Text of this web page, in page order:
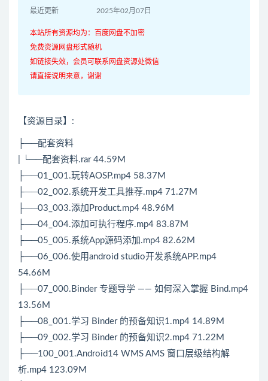
最近更新 2025年02月07日
本站所有资源均为：百度网盘不加密
免费资源网盘形式随机
如链接失效，会员可联系网盘资源处微信
请直接说明来意，谢谢
【资源目录】:
├──配套资料
| └──配套资料.rar 44.59M
├──01_001.玩转AOSP.mp4 58.37M
├──02_002.系统开发工具推荐.mp4 71.27M
├──03_003.添加Product.mp4 48.96M
├──04_004.添加可执行程序.mp4 83.87M
├──05_005.系统App源码添加.mp4 82.62M
├──06_006.使用android studio开发系统APP.mp4
54.66M
├──07_000.Binder 专题导学 —— 如何深入掌握 Bind.mp4
13.56M
├──08_001.学习 Binder 的预备知识1.mp4 14.89M
├──09_002.学习 Binder 的预备知识2.mp4 71.22M
├──100_001.Android14 WMS AMS 窗口层级结构解
析.mp4 123.09M